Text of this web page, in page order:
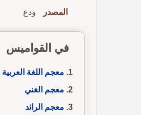
المصدر ودع
في القواميس
معجم اللغة
معجم الغني
معجم الرائد